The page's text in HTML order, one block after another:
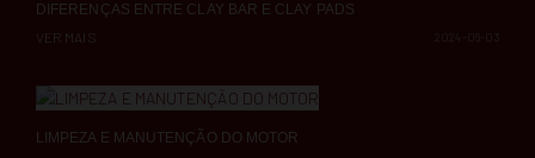
DIFERENÇAS ENTRE CLAY BAR E CLAY PADS
2024-06-03
VER MAIS
LIMPEZA E MANUTENÇÃO DO MOTOR